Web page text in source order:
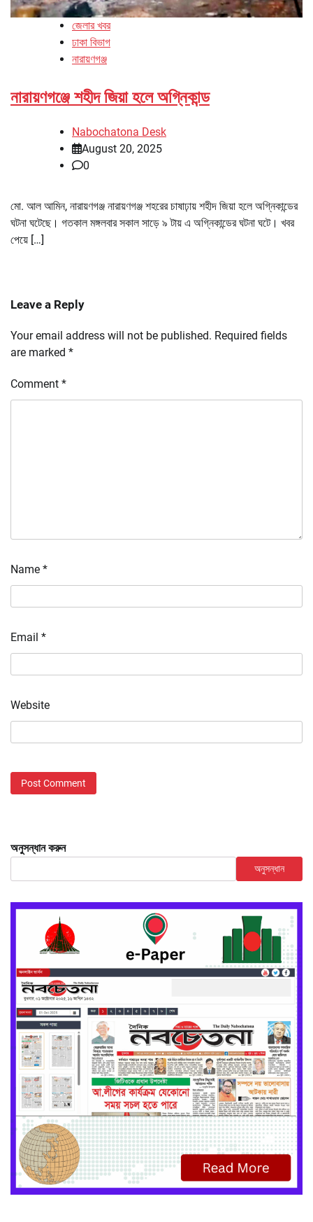
জেলার খবর
ঢাকা বিভাগ
নারায়ণগঞ্জ
নারায়ণগঞ্জে শহীদ জিয়া হলে অগ্নিকান্ড
Nabochatona Desk
August 20, 2025
0
মো. আল আমিন, নারায়ণগঞ্জ নারায়ণগঞ্জ শহরের চাষাঢ়ায় শহীদ জিয়া হলে অগ্নিকান্ডের
ঘটনা ঘটেছে। গতকাল মঙ্গলবার সকাল সাড়ে ৯ টায় এ অগ্নিকান্ডের ঘটনা ঘটে। খবর
পেয়ে […]
Leave a Reply
Your email address will not be published. Required fields
are marked *
Comment *
Name *
Email *
Website
অনুসন্ধান করুন
অনুসন্ধান